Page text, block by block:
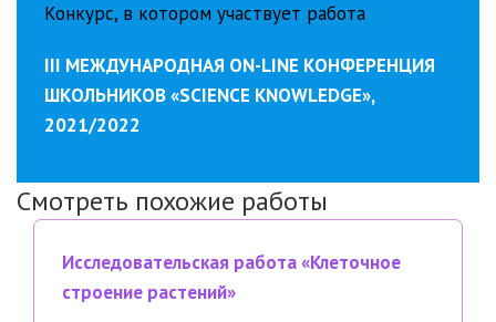
Конкурс, в котором участвует работа
III МЕЖДУНАРОДНАЯ ON-LINE КОНФЕРЕНЦИЯ
ШКОЛЬНИКОВ «SCIENCE KNOWLEDGE»,
2021/2022
Смотреть похожие работы
Исследовательская работа «Клеточное
строение растений»